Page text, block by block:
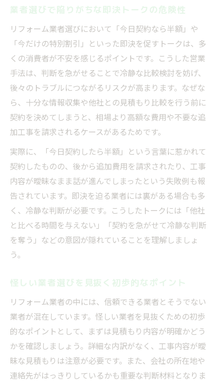
点
巧妙な業者選びトークへの的確な対処法
業者選びで怪しいセールスフレーズの特徴
業者選びの際に信じてはいけない言葉例
業者選びで失敗しない値引き交渉の心得
業者選びで値引き交渉を始める前の準備
納得できる業者選びの値引き交渉ポイント
業者選びで現実的な値引き幅を考えるコツ
業者選びで値引きの裏に潜むリスクを知る
相見積もりを活用した安全な業者選び実践法
業者選びで相見積もりを取る意義と注意点
業者選びにおける見積もり比較の具体的手
順
相見積もり後の業者選びで重要な判断基準
強引な勧誘トークに負けない対応術を解説
業者選びで強引な営業をかわす具体的対応
リフォーム業者選びで断り方のコツを伝授
業者選びで即決を迫られた時の正しい対応
業者選びで困った時に取るべき行動とは
無理な業者選びを避ける冷静な判断方法
業者選びで陥りがちな即決トークの危険性
リフォーム業者選びにおいて「今日契約なら半額」や
「今だけの特別割引」といった即決を促すトークは、多
くの消費者が不安を感じるポイントです。こうした営業
手法は、判断を急がせることで冷静な比較検討を妨げ、
後々のトラブルにつながるリスクが高まります。なぜな
ら、十分な情報収集や他社との見積もり比較を行う前に
契約を決めてしまうと、相場より高額な費用や不要な追
加工事を請求されるケースがあるためです。
実際に、「今日契約したら半額」という言葉に惹かれて
契約したものの、後から追加費用を請求されたり、工事
内容が曖昧なまま話が進んでしまったという失敗例も報
告されています。即決を迫る業者には裏がある場合も多
く、冷静な判断が必要です。こうしたトークには「他社
と比べる時間を与えない」「契約を急がせて冷静な判断
を奪う」などの意図が隠れていることを理解しましょ
う。
怪しい業者選びを見抜く初歩的なポイント
リフォーム業者の中には、信頼できる業者とそうでない
業者が混在しています。怪しい業者を見抜くための初歩
的なポイントとして、まずは見積もり内容が明確かどう
かを確認しましょう。詳細な内訳がなく、工事内容が曖
昧な見積もりは注意が必要です。また、会社の所在地や
連絡先がはっきりしているかも重要な判断材料となりま